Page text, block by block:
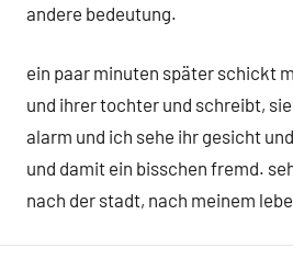
andere bedeutung.
ein paar minuten später schickt
und ihrer tochter und schreibt,
alarm und ich sehe ihr gesicht
und damit ein bisschen fremd.
nach der stadt, nach meinem